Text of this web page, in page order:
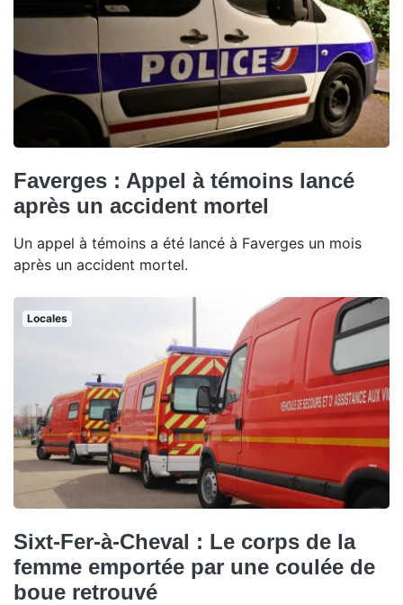
Faverges : Appel à témoins lancé
après un accident mortel
Un appel à témoins a été lancé à Faverges un mois
après un accident mortel.
Locales
Sixt-Fer-à-Cheval : Le corps de la
femme emportée par une coulée de
boue retrouvé